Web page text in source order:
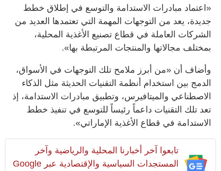
«اعتماد مبادرات الاستدامة والتوسع في إطلاق خطط
جديدة، يعد من التوجهات المهمة التي تعتمدها العديد من
الشركات العاملة في قطاع تصنيع الأغذية المحلية،
بمختلف مجالاتها والمنتجات المرتبطة بها».
وأضاف أن «من أبرز ملامح تلك التوجهات في الأسواق،
الدمج بين استخدام أنظمة التقنيات الحديثة مثل الذكاء
الاصطناعي والميتافيرس، وتطبيق مبادرات الاستدامة، إذ
تعد تلك التقنيات داعماً رئيساً للتوسع في تنفيذ خطط
الاستدامة في قطاع الأغذية الإماراتي».
تابعوا آخر أخبارنا المحلية والرياضية وآخر
المستجدات السياسية والإقتصادية عبر Google